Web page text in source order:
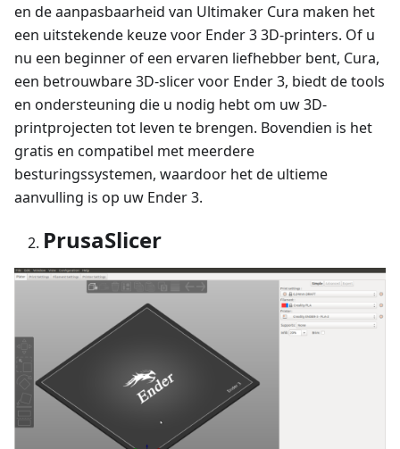
en de aanpasbaarheid van Ultimaker Cura maken het
een uitstekende keuze voor Ender 3 3D-printers. Of u
nu een beginner of een ervaren liefhebber bent, Cura,
een betrouwbare 3D-slicer voor Ender 3, biedt de tools
en ondersteuning die u nodig hebt om uw 3D-
printprojecten tot leven te brengen. Bovendien is het
gratis en compatibel met meerdere
besturingssystemen, waardoor het de ultieme
aanvulling is op uw Ender 3.
PrusaSlicer